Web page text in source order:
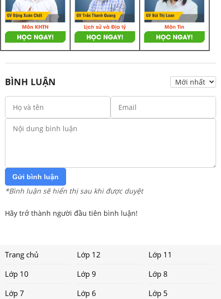
BÌNH LUẬN
Gửi bình luận
*Bình luận sẽ hiển thị sau khi được duyệt
Hãy trở thành người đầu tiên bình luận!
Trang chủ Lớp 12
Lớp 11
Lớp 10
Lớp 9
Lớp 8
Lớp 7
Lớp 6
Lớp 5